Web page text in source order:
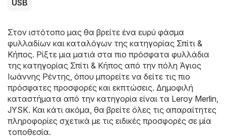
USB
Στον ιστότοπο μας θα βρείτε ένα ευρύ φάσμα
φυλλαδίων και καταλόγων της κατηγορίας Σπίτι &
Κήπος. Ρίξτε μια ματιά στα πιο πρόσφατα φυλλάδια
της κατηγορίας Σπίτι & Κήπος από την πόλη Άγιος
Ιωάννης Ρέντης, όπου μπορείτε να δείτε τις πιο
πρόσφατες προσφορές και εκπτώσεις. Δημοφιλή
καταστήματα από την κατηγορία είναι τα Leroy Merlin,
JYSK. Και κάτι ακόμα, θα βρείτε όλες τις απαραίτητες
πληροφορίες σχετικά με τις ειδικές προσφορές σε μία
τοποθεσία.